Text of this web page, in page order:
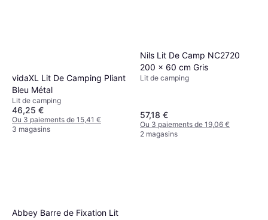
vidaXL Lit De Camping Pliant
Bleu Métal
Lit de camping
46,25 €
Ou 3 paiements de 15,41 €
3 magasins
Nils Lit De Camp NC2720
200 x 60 cm Gris
Lit de camping
57,18 €
Ou 3 paiements de 19,06 €
2 magasins
Abbey Barre de Fixation Lit